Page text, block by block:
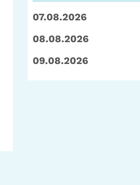
07.08.2026
08.08.2026
09.08.2026